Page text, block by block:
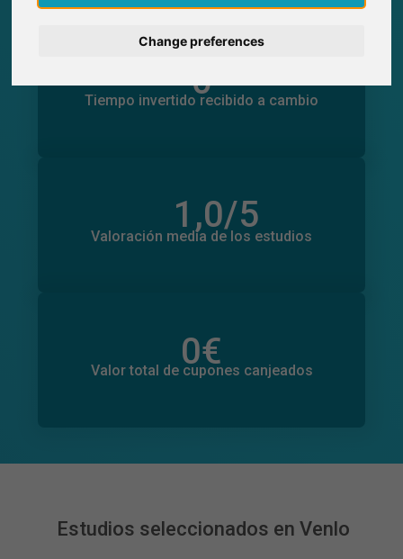
Change preferences
0
Tiempo invertido recibido a cambio
0
1,0/5
Valoración media de los estudios
0
Número total de valoraciones
0€
Valor total de cupones canjeados
0€
Valor total de donaciones
Estudios seleccionados en Venlo
Français